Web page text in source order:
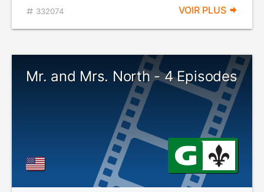
332074 VOIR PLUS
Mr. and Mrs. North - 4 Episodes